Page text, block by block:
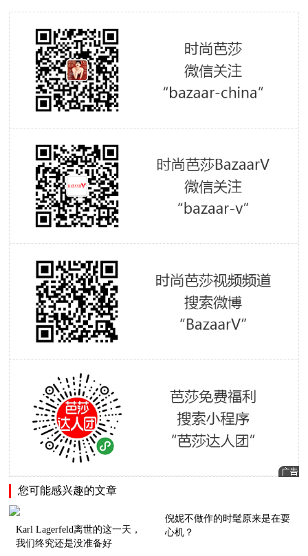
您可能感兴趣的文章
Karl Lagerfeld离世的这一天，
我们终究还是没准备好
倪妮不做作的时髦原来是在耍
心机？